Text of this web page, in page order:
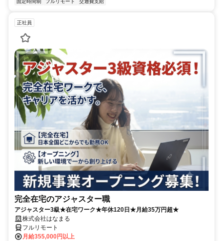
固定時間制 フルリモート 交通費支給
正社員
完全在宅のアジャスター職
アジャスター3級★在宅ワーク★年休120日★月給35万円超★
株式会社はなまる
フルリモート
月給355,000円以上